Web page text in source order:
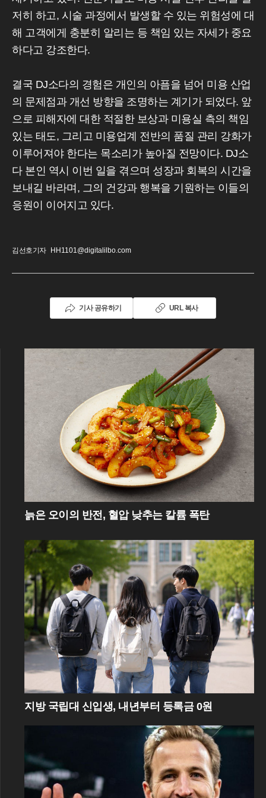
저히 하고, 시술 과정에서 발생할 수 있는 위험성에 대
해 고객에게 충분히 알리는 등 책임 있는 자세가 중요
하다고 강조한다.
결국 DJ소다의 경험은 개인의 아픔을 넘어 미용 산업
의 문제점과 개선 방향을 조명하는 계기가 되었다. 앞
으로 피해자에 대한 적절한 보상과 미용실 측의 책임
있는 태도, 그리고 미용업계 전반의 품질 관리 강화가
이루어져야 한다는 목소리가 높아질 전망이다. DJ소
다 본인 역시 이번 일을 겪으며 성장과 회복의 시간을
보내길 바라며, 그의 건강과 행복을 기원하는 이들의
응원이 이어지고 있다.
김선호기자 HH1101@digitalilbo.com
기사 공유하기 URL 복사
늙은 오이의 반전, 혈압 낮추는 칼륨 폭탄
지방 국립대 신입생, 내년부터 등록금 0원